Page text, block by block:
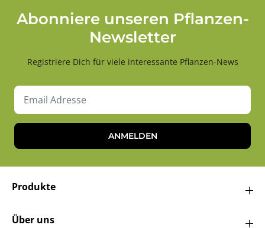
Abonniere unseren Pflanzen-
Newsletter
Registriere Dich für viele interessante Pflanzen-News
ANMELDEN
Produkte
Über uns